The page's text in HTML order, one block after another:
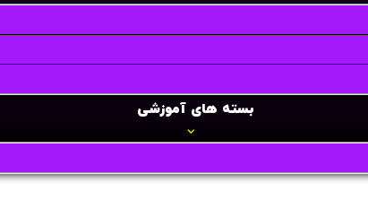
بسته های آموزشی